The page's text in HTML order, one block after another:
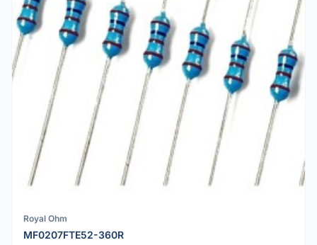
Royal Ohm
MF0207FTE52-360R